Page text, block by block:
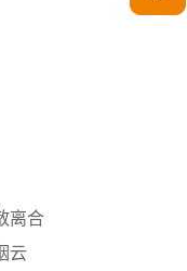
离合
云